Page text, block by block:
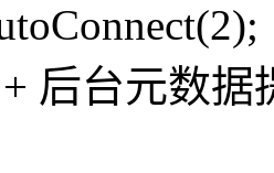
//
+ 后台元数据